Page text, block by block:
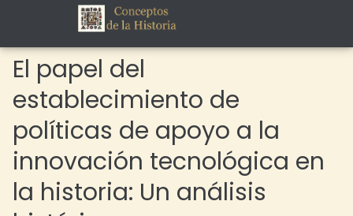
El papel del
establecimiento de
políticas de apoyo a la
innovación tecnológica en
la historia: Un análisis